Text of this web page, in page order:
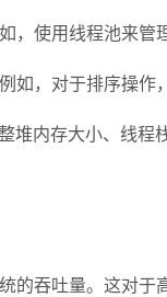
使用线程池来管
，对于排序操作
堆内存大小、线程
吞吐量。这对于